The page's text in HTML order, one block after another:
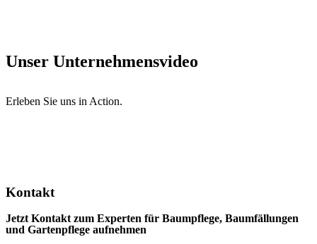
Unser Unternehmensvideo
Erleben Sie uns in Action.
Kontakt
Jetzt Kontakt zum Experten für Baumpflege, Baumfällungen
und Gartenpflege aufnehmen